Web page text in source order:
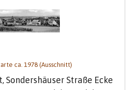
ca. 1978 (Ausschnitt)
Sondershäuser Straße Ecke